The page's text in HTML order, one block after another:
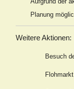
Planung
Weitere Aktionen:
Besuch
Flohmarkt